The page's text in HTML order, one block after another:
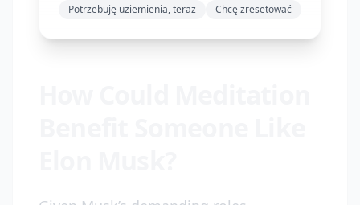
Potrzebuję uziemienia, teraz
Chcę zresetować